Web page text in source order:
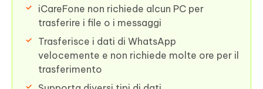
iCareFone non richiede alcun PC per
trasferire i file o i messaggi
Trasferisce i dati di WhatsApp
velocemente e non richiede molte ore per il
trasferimento